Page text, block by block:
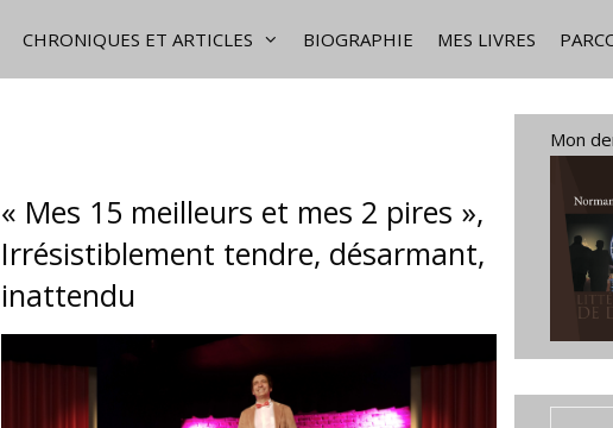
CHRONIQUES ET ARTICLES BIOGRAPHIE MES LIVRES
« Mes 15 meilleurs et mes 2 pires »,
Irrésistiblement tendre, désarmant,
inattendu
Mon